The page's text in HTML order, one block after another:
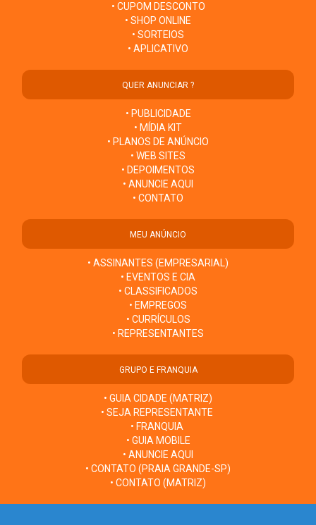
• CUPOM DESCONTO
• SHOP ONLINE
• SORTEIOS
• APLICATIVO
QUER ANUNCIAR ?
• PUBLICIDADE
• MÍDIA KIT
• PLANOS DE ANÚNCIO
• WEB SITES
• DEPOIMENTOS
• ANUNCIE AQUI
• CONTATO
MEU ANÚNCIO
• ASSINANTES (EMPRESARIAL)
• EVENTOS E CIA
• CLASSIFICADOS
• EMPREGOS
• CURRÍCULOS
• REPRESENTANTES
GRUPO E FRANQUIA
• GUIA CIDADE (MATRIZ)
• SEJA REPRESENTANTE
• FRANQUIA
• GUIA MOBILE
• ANUNCIE AQUI
• CONTATO (PRAIA GRANDE-SP)
• CONTATO (MATRIZ)